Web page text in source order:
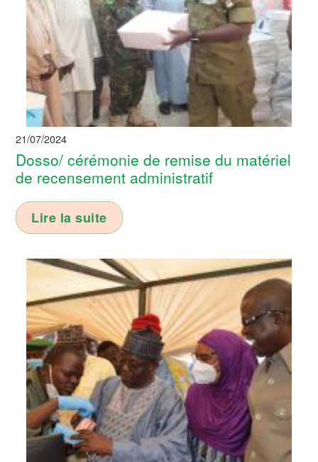
21/07/2024
Dosso/ cérémonie de remise du matériel
de recensement administratif
Lire la suite